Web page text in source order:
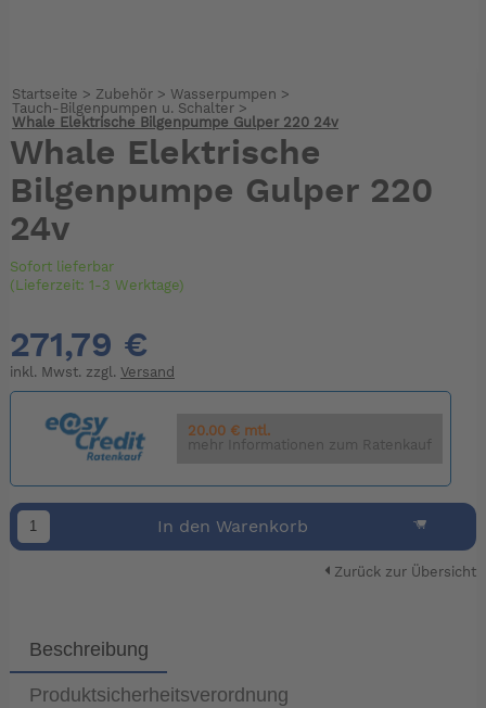
Startseite > Zubehör> Wasserpumpen >
Tauch-Bilgenpumpen u. Schalter>
Whale Elektrische Bilgenpumpe Gulper 220 24v
Whale Elektrische
Bilgenpumpe Gulper 220
24v
Sofort lieferbar
(Lieferzeit: 1-3 Werktage)
271,79 €
inkl. Mwst. zzgl. Versand
20.00 € mtl.
mehr Informationen zum Ratenkauf
In den Warenkorb
Zurück zur Übersicht
Beschreibung
Produktsicherheitsverordnung